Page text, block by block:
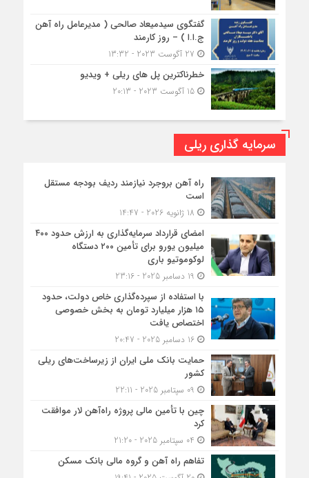
گفتگوی سیدمیعاد صالحی ( مدیرعامل راه آهن
ج.ا.ا ) – روز کارمند
خطرناکترین پل های ریلی + ویدیو
15 آگوست 2023 - 20:13
سرمایه گذاری ریلی
راه آهن بروجرد نیازمند ردیف بودجه مستقل
است
امضای قرارداد سرمایه‌گذاری به ارزش حدود ۴۰۰
میلیون یورو برای تأمین ۲۰۰ دستگاه
لوکوموتیو باری
با استفاده از سپرده‌گذاری خاص دولت، حدود
۱۵ هزار میلیارد تومان به بخش خصوصی
اختصاص یافت
16 دسامبر 2025 - 20:47
حمایت بانک ملی ایران از زیرساخت‌های ریلی
کشور
چین با تأمین مالی پروژه راه‌آهن لار موافقت
کرد
تفاهم راه آهن و گروه مالی بانک مسکن